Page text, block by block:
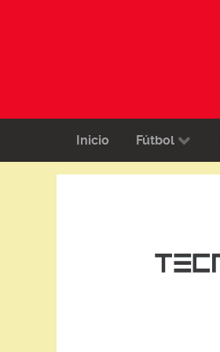
Inicio Fútbol